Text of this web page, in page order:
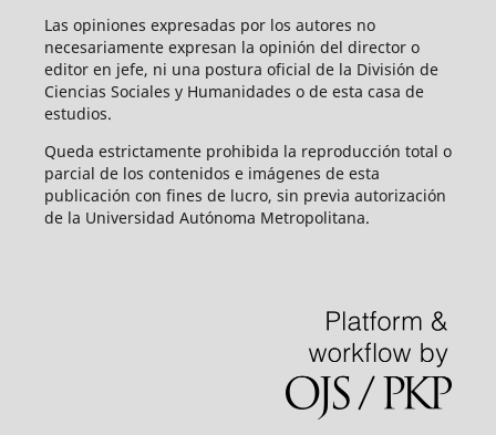
Las opiniones expresadas por los autores no
necesariamente expresan la opinión del director o
editor en jefe, ni una postura oficial de la División de
Ciencias Sociales y Humanidades o de esta casa de
estudios.
Queda estrictamente prohibida la reproducción total o
parcial de los contenidos e imágenes de esta
publicación con fines de lucro, sin previa autorización
de la Universidad Autónoma Metropolitana.